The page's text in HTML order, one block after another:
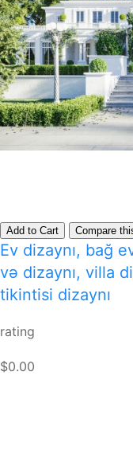
Add to Cart Compare
Ev dizaynı, bağ
və dizaynı, villa
tikintisi dizaynı
rating
$0.00